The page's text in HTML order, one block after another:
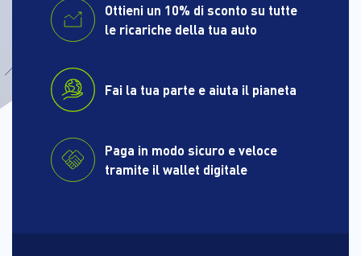
Ottieni un 10% di sconto su tutte
le ricariche della tua auto
Fai la tua parte e aiuta il pianeta
Paga in modo sicuro e veloce
tramite il wallet digitale